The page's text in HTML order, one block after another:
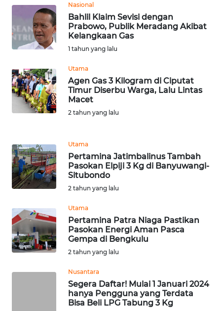
Nasional
Bahlil Klaim Sevisi dengan
Prabowo, Publik Meradang Akibat
Kelangkaan Gas
1 tahun yang lalu
Utama
Agen Gas 3 Kilogram di Ciputat
Timur Diserbu Warga, Lalu Lintas
Macet
2 tahun yang lalu
Utama
Pertamina Jatimbalinus Tambah
Pasokan Elpiji 3 Kg di Banyuwangi-
Situbondo
2 tahun yang lalu
Utama
Pertamina Patra Niaga Pastikan
Pasokan Energi Aman Pasca
Gempa di Bengkulu
2 tahun yang lalu
Nusantara
Segera Daftar! Mulai 1 Januari 2024
hanya Pengguna yang Terdata
Bisa Beli LPG Tabung 3 Kg
PENDIDIKAN
OLAHRAGA
EDITORIAL
BERITA
KONTAK
KAMI
INFO
IKLAN
TENTANG